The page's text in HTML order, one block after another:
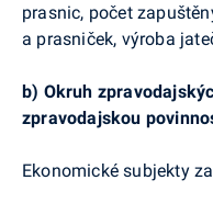
prasnic, počet
a prasniček, výroba
b) Okruh
zpravodajskou
Ekonomické subjekty